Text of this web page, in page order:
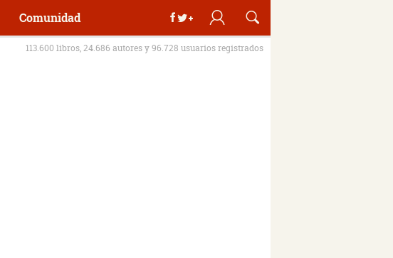
Comunidad
113.600 libros, 24.686 autores y 96.728 usuarios registrados